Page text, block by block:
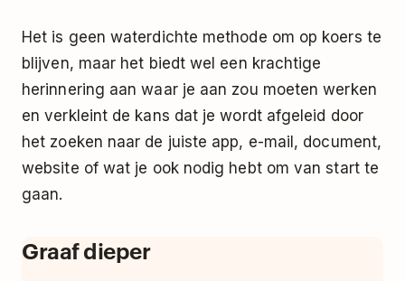
Het is geen waterdichte methode om op koers te
blijven, maar het biedt wel een krachtige
herinnering aan waar je aan zou moeten werken
en verkleint de kans dat je wordt afgeleid door
het zoeken naar de juiste app, e-mail, document,
website of wat je ook nodig hebt om van start te
gaan.
Graaf dieper